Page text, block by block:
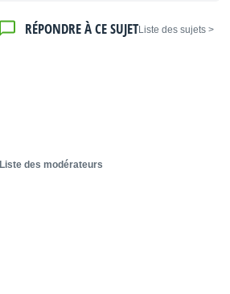
< Liste des sujets
RÉPONDRE À CE SUJET
Liste des modérateurs